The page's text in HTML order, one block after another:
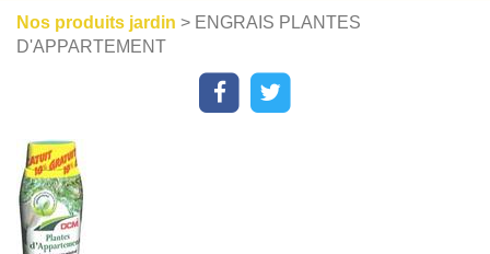
Nos produits jardin > ENGRAIS PLANTES
D'APPARTEMENT